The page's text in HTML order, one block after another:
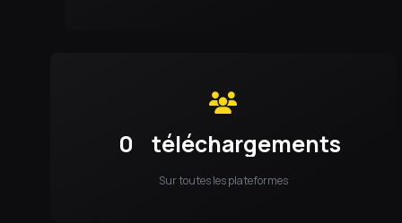
0 téléchargements
Sur toutes les plateformes